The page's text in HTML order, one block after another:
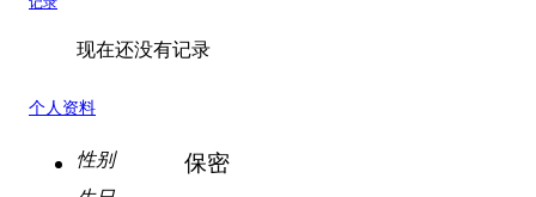
现在还没有记录
个人资料
性别 保密